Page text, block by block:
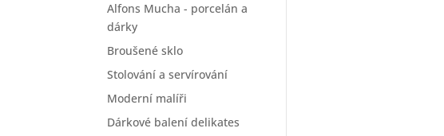
Alfons Mucha - porcelán a
dárky
Broušené sklo
Stolování a servírování
Moderní malíři
Dárkové balení delikates